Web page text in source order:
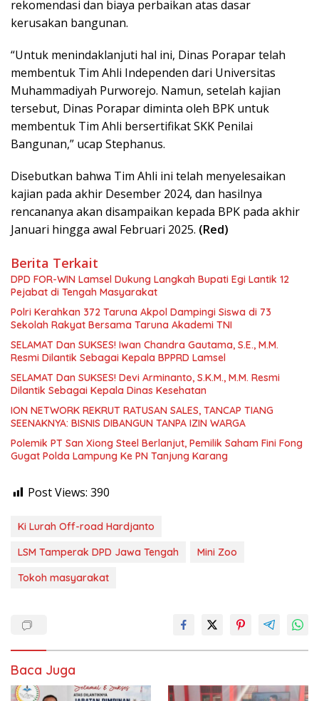
rekomendasi dan biaya perbaikan atas dasar
kerusakan bangunan.
“Untuk menindaklanjuti hal ini, Dinas Porapar telah
membentuk Tim Ahli Independen dari Universitas
Muhammadiyah Purworejo. Namun, setelah kajian
tersebut, Dinas Porapar diminta oleh BPK untuk
membentuk Tim Ahli bersertifikat SKK Penilai
Bangunan,” ucap Stephanus.
Disebutkan bahwa Tim Ahli ini telah menyelesaikan
kajian pada akhir Desember 2024, dan hasilnya
rencananya akan disampaikan kepada BPK pada akhir
Januari hingga awal Februari 2025. (Red)
Berita Terkait
DPD FOR-WIN Lamsel Dukung Langkah Bupati Egi Lantik 12
Pejabat di Tengah Masyarakat
Polri Kerahkan 372 Taruna Akpol Dampingi Siswa di 73
Sekolah Rakyat Bersama Taruna Akademi TNI
SELAMAT Dan SUKSES! Iwan Chandra Gautama, S.E., M.M.
Resmi Dilantik Sebagai Kepala BPPRD Lamsel
SELAMAT Dan SUKSES! Devi Arminanto, S.K.M., M.M. Resmi
Dilantik Sebagai Kepala Dinas Kesehatan
ION NETWORK REKRUT RATUSAN SALES, TANCAP TIANG
SEENAKNYA: BISNIS DIBANGUN TANPA IZIN WARGA
Polemik PT San Xiong Steel Berlanjut, Pemilik Saham Fini Fong
Gugat Polda Lampung Ke PN Tanjung Karang
Post Views: 390
Ki Lurah Off-road Hardjanto
LSM Tamperak DPD Jawa Tengah
Mini Zoo
Tokoh masyarakat
Baca Juga